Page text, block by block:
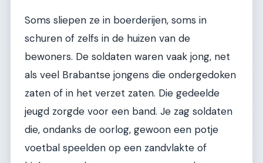
Soms sliepen ze in boerderijen, soms in
schuren of zelfs in de huizen van de
bewoners. De soldaten waren vaak jong, net
als veel Brabantse jongens die ondergedoken
zaten of in het verzet zaten. Die gedeelde
jeugd zorgde voor een band. Je zag soldaten
die, ondanks de oorlog, gewoon een potje
voetbal speelden op een zandvlakte of